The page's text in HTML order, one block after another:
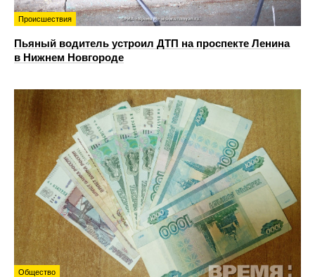
Происшествия
Пьяный водитель устроил ДТП на проспекте Ленина
в Нижнем Новгороде
Общество